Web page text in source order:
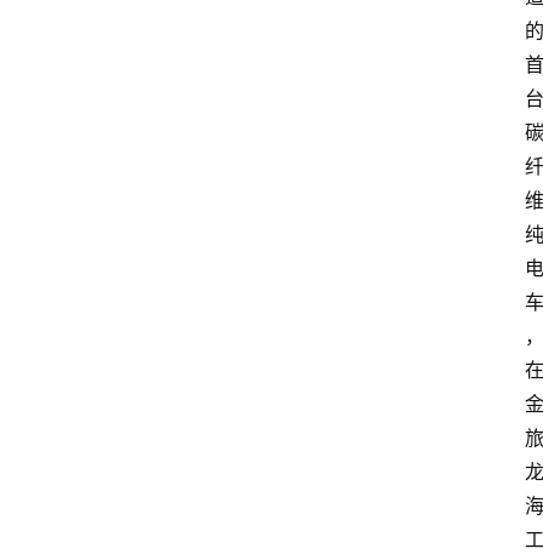
的
首
台
碳
纤
维
纯
电
车
，
在
金
旅
龙
海
工